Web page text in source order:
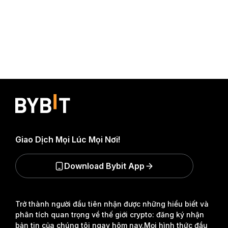
Trở thành người đầu tiên nhận được những hiểu biết và
phân tích quan trọng về thế giới crypto: đăng ký nhận
bản tin của chúng tôi ngay hôm nay.Mọi hình thức đầu
Giao Dịch Mọi Lúc Mọi Nơi!
Download Bybit App